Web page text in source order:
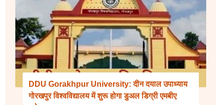
DDU Gorakhpur University: दीन दयाल उपाध्याय
गोरखपुर विश्वविद्यालय में शुरू होगा डुअल डिग्री एमबीए